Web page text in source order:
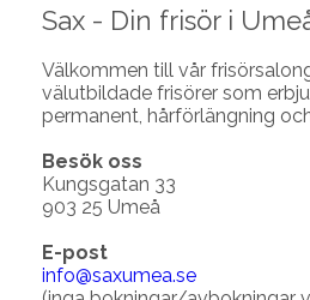
Sax - Din frisör i
Välkommen till vår
välutbildade frisörer som
permanent, hårförlängning
Besök oss
Kungsgatan 33
903 25 Umeå
E-post
info@saxumea.se